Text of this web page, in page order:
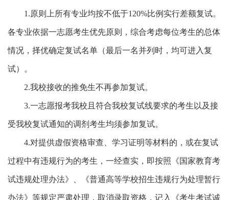
1.原则上所有专业均按不低于120%比例实行差额复试。
各专业依据一志愿考生优先原则，综合考虑每位考生的总体
情况，择优确定复试名单（最后一名并列时，均可进入复
试）。
2.我校接收的推免生不再参加复试。
3.一志愿报考我校且符合我校复试线要求的考生以及接
受我校复试通知的调剂考生均须参加复试。
4.对提供虚假资格审查、学习证明等材料的，或在复试
过程中有违规行为的考生，一经查实，即按照《国家教育考
试违规处理办法》、《普通高等学校招生违规行为处理暂行
办法》等规定严肃处理，取消录取资格，记入《考生考试诚